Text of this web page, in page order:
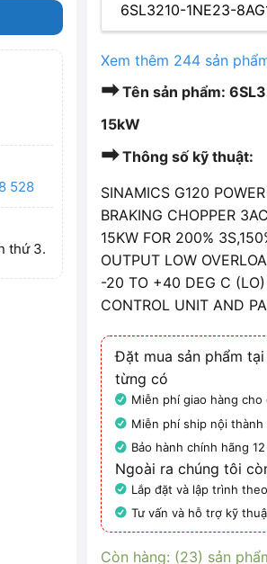
528
thứ 3.
6SL3210-1NE23-
Xem thêm 244 sản
➡Tên sản phẩm:
15kW
➡Thông số kỹ thuật:
SINAMICS G120
BRAKING CHOPPER
15KW FOR 200%
OUTPUT LOW
-20 TO +40 DEG C
CONTROL UNIT AND
Đặt mua sản phẩm tại
từng có
Miễn phí giao hàng
Miễn phí ship nội
Bảo hành chính hãng
Ngoài ra chúng tôi
Lắp đặt và lập trình
Tư vấn và hỗ trợ kỹ
Còn hàng: (23) sản